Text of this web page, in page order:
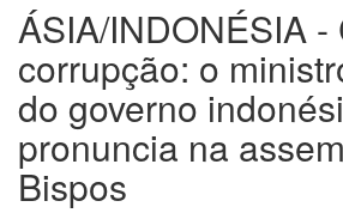
ÁSIA/INDONÉSIA -
corrupção: o
do governo
pronuncia na
Bispos